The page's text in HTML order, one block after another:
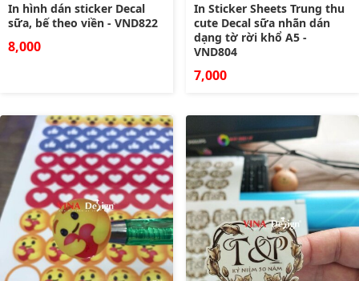
In hình dán sticker Decal
sữa, bế theo viền - VND822
8,000
In Sticker Sheets Trung thu
cute Decal sữa nhãn dán
dạng tờ rời khổ A5 -
VND804
7,000